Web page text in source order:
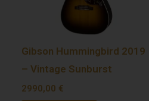
Gibson Hummingbird 2019
– Vintage Sunburst
2990,00 €